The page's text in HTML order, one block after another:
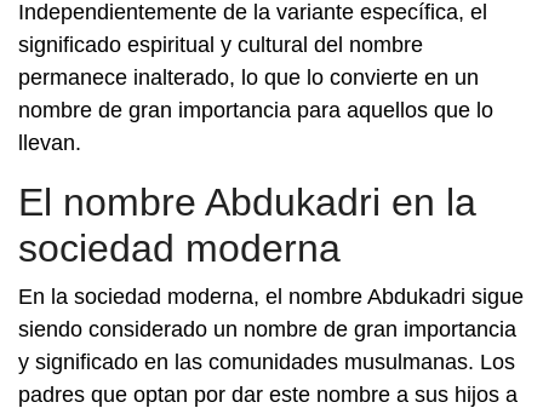
Independientemente de la variante específica, el
significado espiritual y cultural del nombre
permanece inalterado, lo que lo convierte en un
nombre de gran importancia para aquellos que lo
llevan.
El nombre Abdukadri en la
sociedad moderna
En la sociedad moderna, el nombre Abdukadri sigue
siendo considerado un nombre de gran importancia
y significado en las comunidades musulmanas. Los
padres que optan por dar este nombre a sus hijos a